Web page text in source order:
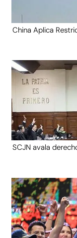
China Aplica
SCJN avala